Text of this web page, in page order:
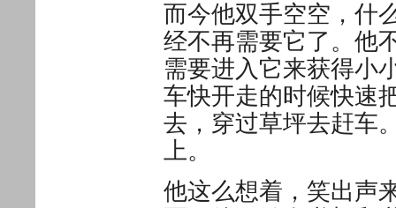
而今他双手空空，什
经不再需要它了。他
需要进入它来获得小
车快开走的时候快速
去，穿过草坪去赶车
上。
他这么想着，笑出声